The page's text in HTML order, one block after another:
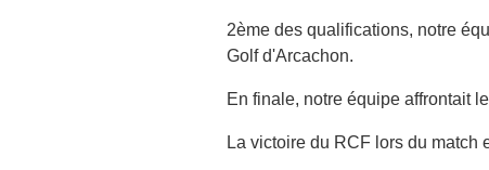
2ème des qualifications, notre
Golf d'Arcachon.
En finale, notre équipe affrontait
La victoire du RCF lors du match